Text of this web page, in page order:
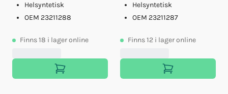
Helsyntetisk
OEM 23211288
Finns18 i lager online
Helsyntetisk
OEM 23211287
Finns12 i lager online